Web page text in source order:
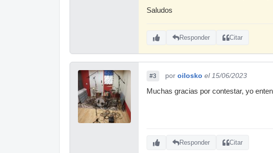
Saludos
Responder Citar
#3 por oilosko el 15/06/2023
Muchas gracias por contestar, yo
Responder Citar